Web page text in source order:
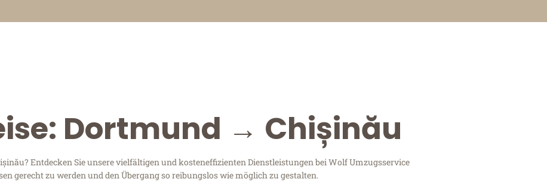
Dortmund → Chișinău
Entdecken Sie unsere vielfältigen und kosteneffizienten Dienstleistungen bei Wolf Umzugsservice
gerecht zu werden und den Übergang so reibungslos wie möglich zu gestalten.